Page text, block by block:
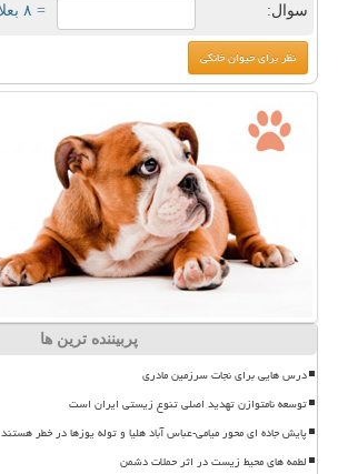
سوال: = ۸ بعلاوه ۲
پربیننده ترین ها
درس هایی برای نجات سرزمین مادری
توسعه نامتوازن تهدید اصلی تنوع زیستی ایران است
پایش جاده ای محور میامی-عباس آباد هلیا و توله یوزها در خطر هستند
لطمه های محیط زیست در اثر حملات دشمن